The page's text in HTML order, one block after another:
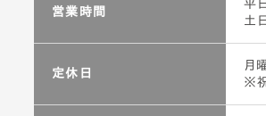
わんこ用のメニューは、鶏肉版ミート
ホワイトソースをかけており、加恋ちゃ
営業時間
平
土
定休日
月
※